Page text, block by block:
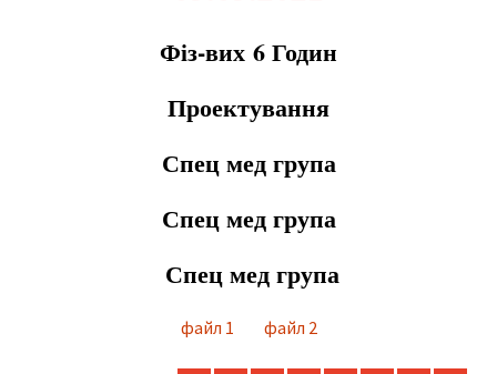
Фiз-вих 6 Годин
Проектування
Спец мед група
Спец мед група
Спец мед група
файл 1 файл 2